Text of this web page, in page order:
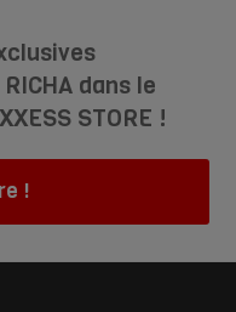
dans le
STORE !
!